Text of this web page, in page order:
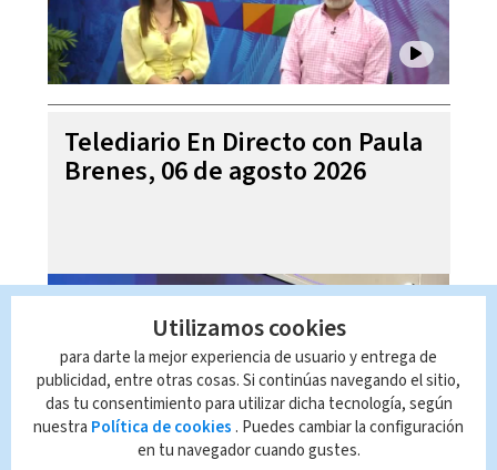
Telediario En Directo con Paula
Brenes, 06 de agosto 2026
Utilizamos cookies
para darte la mejor experiencia de usuario y entrega de
publicidad, entre otras cosas. Si continúas navegando el sitio,
das tu consentimiento para utilizar dicha tecnología, según
nuestra Política de cookies . Puedes cambiar la configuración
en tu navegador cuando gustes.